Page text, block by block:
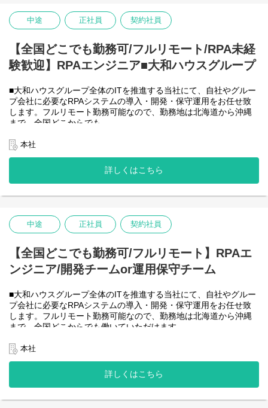
-AI-OCR/DX Suite
-MySQL など
＜クライアントは大和ハウスグループ全体＞
大和ハウスグループ480社、グループ従業員数(正社員のみ)48,831
全てに関わるシステムを担っています。
出資は大和ハウス本体になりますが、売上好調かつDX推進の優先
度が高いため、
潤沢なリソースのもと、最上流から変革を進めていくことが可能
です。
＜詳細な業務例／基本的な技術仕様＞
ローコード開発プラットフォームを導入し、レガシー化した業務
基幹システムの改善などに取り組んでいます。
中途 正社員 契約社員
【全国どこでも勤務可/フルリモート/RPA未経
験歓迎】RPAエンジニア■大和ハウスグループ
■大和ハウスグループ全体のITを推進する当社にて、自社やグルー
プ会社に必要なRPAシステムの導入・開発・保守運用をお任せ致
します。フルリモート勤務可能なので、勤務地は北海道から沖縄
まで、全国どこからでも
社後の勤務地は問いません。また、働く時間に制限もなく、月160
時間の勤務で、午前5時～22時までの間であれば、自由な時間に働
いていただけます。業務を途中で中断したり、働く時間を調整で
きるので、家事、育児、介護などとの両立も可能です。社員が仕
思っておりますのでフルフレックスです。
＜クライアントは大和ハウスグループ全体＞
名の
全てに関わるシステムを担っています。
出資は大和ハウス本体になりますが、売上好調かつDX推進の優先
潤沢なリソースのもと、最上流から変革を進めていくことが可能
です。
＜詳細な業務例／基本的な技術仕様＞
業務フローのヒアリングからRPAロボットが代替する要件定義、
シナリオ作成をもとにした開発作業を担当いただきます。導入後
ます。使用ツールの制約があり、1人で1案件を担当します。
使用ツール：
-UiPath
本社
詳しくはこちら
中途 正社員 契約社員
【全国どこでも勤務可/フルリモート】RPAエ
ンジニア/開発チームor運用保守チーム
■大和ハウスグループ全体のITを推進する当社にて、自社やグルー
プ会社に必要なRPAシステムの導入・開発・保守運用をお任せ致
します。フルリモート勤務可能なので、勤務地は北海道から沖縄
まで、全国どこからでも働いていただけます。
せん。
また、働く時間に制限もなく、月160時間の勤務で、午前５時～２
２時までの間であれば、自由な時間に働いていただけます。業務
を途中で中断したり、働く時間を調整できるので、家事、育児、
ることが一番の生産性向上につながると思っておりますのでフル
本社
詳しくはこちら